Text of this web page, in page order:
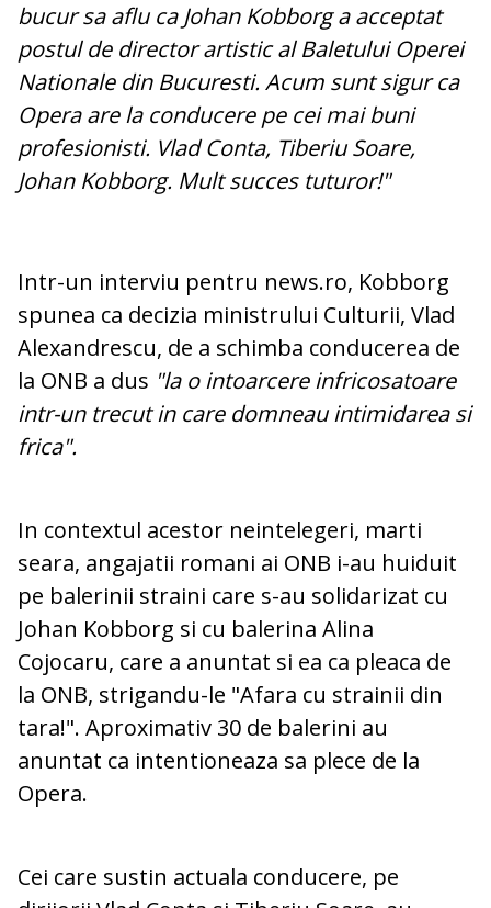
bucur sa aflu ca Johan Kobborg a acceptat
postul de director artistic al Baletului Operei
Nationale din Bucuresti. Acum sunt sigur ca
Opera are la conducere pe cei mai buni
profesionisti. Vlad Conta, Tiberiu Soare,
Johan Kobborg. Mult succes tuturor!"
Intr-un interviu pentru news.ro, Kobborg
spunea ca decizia ministrului Culturii, Vlad
Alexandrescu, de a schimba conducerea de
la ONB a dus "la o intoarcere infricosatoare
intr-un trecut in care domneau intimidarea si
frica".
In contextul acestor neintelegeri, marti
seara, angajatii romani ai ONB i-au huiduit
pe balerinii straini care s-au solidarizat cu
Johan Kobborg si cu balerina Alina
Cojocaru, care a anuntat si ea ca pleaca de
la ONB, strigandu-le "Afara cu strainii din
tara!". Aproximativ 30 de balerini au
anuntat ca intentioneaza sa plece de la
Opera.
Cei care sustin actuala conducere, pe